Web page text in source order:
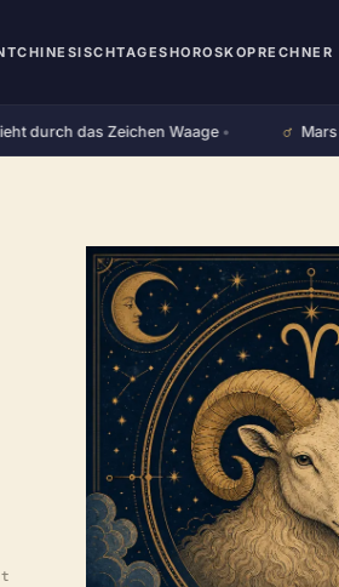
CHINESISCHTAGESHOROSKOPRECHNER
das Zeichen Waage• Mars